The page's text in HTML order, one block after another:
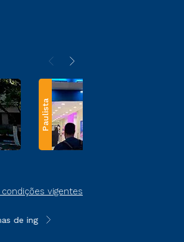
Paulista
vigentes
exceto na prova on-line ou
**Semipresencial e EAD são